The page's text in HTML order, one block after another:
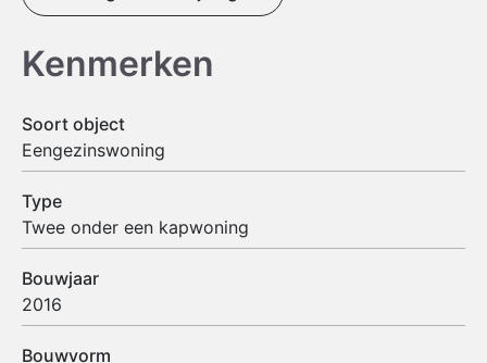
Kenmerken
Soort object
Eengezinswoning
Type
Twee onder een kapwoning
Bouwjaar
2016
Bouwvorm